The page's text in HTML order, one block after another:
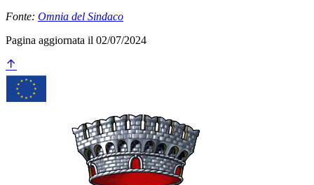
Fonte: Omnia del Sindaco
Pagina aggiornata il 02/07/2024